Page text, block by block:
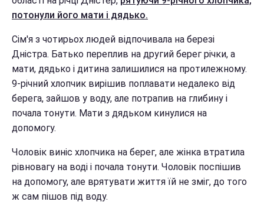
потонули його мати і дядько.
Сім'я з чотирьох людей відпочивала на березі
Дністра. Батько переплив на другий берег річки, а
мати, дядько і дитина залишилися на протилежному.
9-річний хлопчик вирішив поплавати недалеко від
берега, зайшов у воду, але потрапив на глибину і
почала тонути. Мати з дядьком кинулися на
допомогу.
Чоловік виніс хлопчика на берег, але жінка втратила
рівновагу на воді і почала тонути. Чоловік поспішив
на допомогу, але врятувати життя їй не зміг, до того
ж сам пішов під воду.